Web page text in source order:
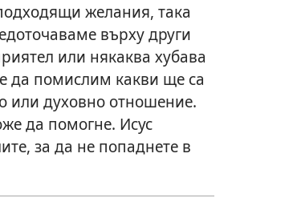
желания, така
върху други
или някаква хубава
да помислим какви ще са
или духовно отношение.
да помогне. Исус
за да не попаднете в